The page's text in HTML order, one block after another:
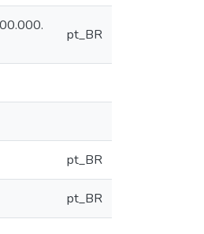
pt_BR
pt_BR
pt_BR